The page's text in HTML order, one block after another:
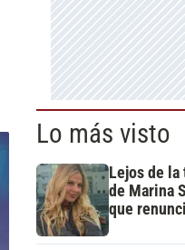
Lo más visto
Lejos de
de Marina
que